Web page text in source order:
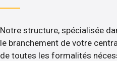
Notre structure, spécialisée
le branchement de votre
de toutes les formalités